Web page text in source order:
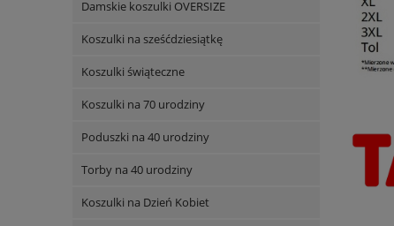
Damskie koszulki OVERSIZE
Koszulki na sześćdziesiątkę
Koszulki świąteczne
Koszulki na 70 urodziny
Poduszki na 40 urodziny
Torby na 40 urodziny
Koszulki na Dzień Kobiet